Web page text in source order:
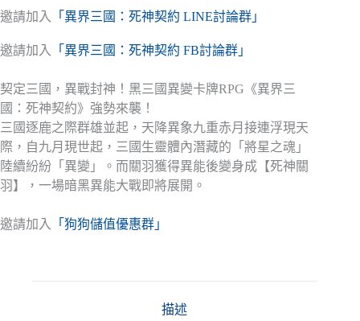
NT$30
到
NT$10,000
邀請加入 「異界三國：死神契約 LINE討論群」
邀請加入 「異界三國：死神契約 FB討論群」
契定三國，異戰封神！黑三國異變卡牌RPG《異界三
國：死神契約》強勢來襲！
三國逐鹿之際群雄並起，天降異象九重赤月接連浮現天
際，自九月現世起，三國生靈體內潛藏的「將星之魂」
陸續紛紛「異變」。而關羽獲得異能後變身成【死神關
羽】，一場暗黑異能大戰即將展開。
邀請加入 「狗狗儲值優惠群」
描述